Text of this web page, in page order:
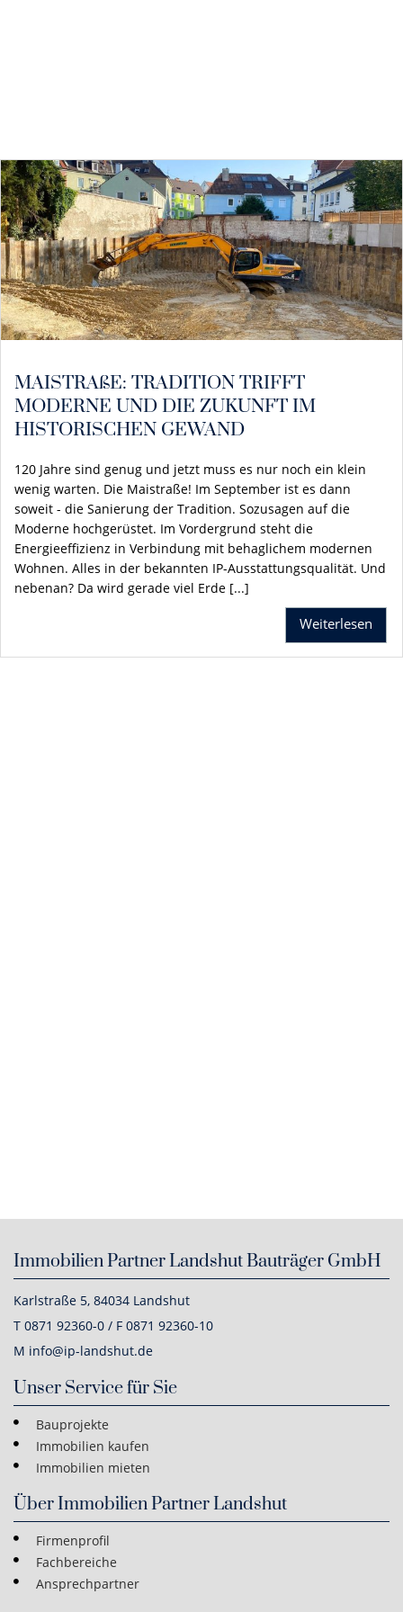
MAISTRAßE: TRADITION TRIFFT
MODERNE UND DIE ZUKUNFT IM
HISTORISCHEN GEWAND
120 Jahre sind genug und jetzt muss es nur noch ein klein
wenig warten. Die Maistraße! Im September ist es dann
soweit - die Sanierung der Tradition. Sozusagen auf die
Moderne hochgerüstet. Im Vordergrund steht die
Energieeffizienz in Verbindung mit behaglichem modernen
Wohnen. Alles in der bekannten IP-Ausstattungsqualität. Und
nebenan? Da wird gerade viel Erde [...]
Weiterlesen
Immobilien Partner Landshut Bauträger GmbH
Karlstraße 5, 84034 Landshut
T 0871 92360-0 / F 0871 92360-10
M info@ip-landshut.de
Unser Service für Sie
Bauprojekte
Immobilien kaufen
Immobilien mieten
Über Immobilien Partner Landshut
Firmenprofil
Fachbereiche
Ansprechpartner